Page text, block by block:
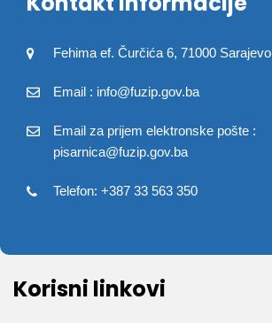
Fehima ef. Čurčića 6, 71000 Sarajevo
Email : info@fuzip.gov.ba
Email za prijem elektronske pošte :
pisarnica@fuzip.gov.ba
Telefon: +387 33 563 350
Korisni linkovi